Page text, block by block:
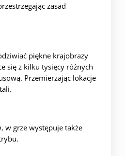
zasad
piękne krajobrazy
się z kilku tysięcy różnych
Przemierzając lokacje
w grze występuje także